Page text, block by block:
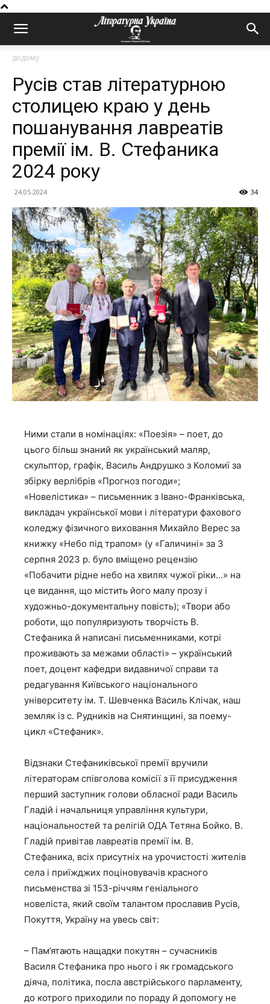
додому
Русів став літературною
столицею краю у день
пошанування лавреатів
премії ім. В. Стефаника
2024 року
24.05.2024 34
Ними стали в номінаціях: «Поезія» – поет, до
цього більш знаний як український маляр,
скульптор, графік, Василь Андрушко з Коломиї за
збірку верлібрів «Прогноз погоди»;
«Новелістика» – письменник з Івано-Франківська,
викладач української мови і літератури фахового
коледжу фізичного виховання Михайло Верес за
книжку «Небо під трапом» (у «Галичині» за 3
серпня 2023 р. було вміщено рецензію
«Побачити рідне небо на хвилях чужої ріки…» на
це видання, що містить його малу прозу і
художньо-документальну повість); «Твори або
роботи, що популяризують творчість В.
Стефаника й написані письменниками, котрі
проживають за межами області» – український
поет, доцент кафедри видавничої справи та
редагування Київського національного
університету ім. Т. Шевченка Василь Клічак, наш
земляк із с. Рудників на Снятинщині, за поему-
цикл «Стефаник».
Відзнаки Стефаниківської премії вручили
літераторам співголова комісії з її присудження
перший заступник голови обласної ради Василь
Гладій і начальниця управління культури,
національностей та релігій ОДА Тетяна Бойко. В.
Гладій привітав лавреатів премії ім. В.
Стефаника, всіх присутніх на урочистості жителів
села і приїжджих поціновувачів красного
письменства зі 153-річчям геніального
новеліста, який своїм талантом прославив Русів,
Покуття, Україну на увесь світ:
– Пам’ятають нащадки покутян – сучасників
Василя Стефаника про нього і як громадського
діяча, політика, посла австрійського парламенту,
до котрого приходили по пораду й допомогу не